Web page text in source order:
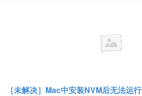
［未解决］Mac中安装NVM后无法运行